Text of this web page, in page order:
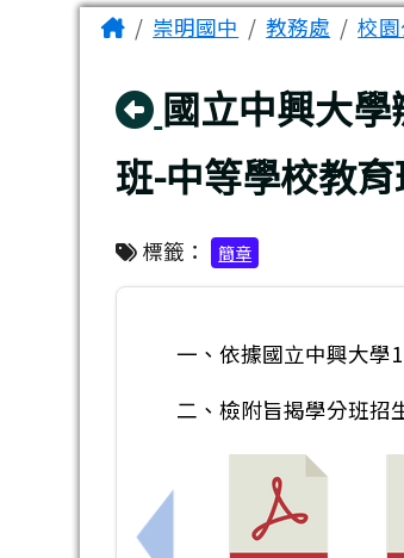
主內容區域
Home崇明國中 教務處 校
回上頁
國立中興大
班-中等學校教育
標籤： 簡章
一、依據國立中興大學
二、檢附旨揭學分班招
頁尾區域